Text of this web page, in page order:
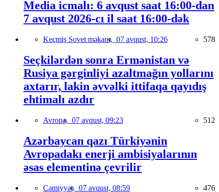
Media icmalı: 6 avqust saat 16:00-dan
7 avqust 2026-cı il saat 16:00-dək
Keçmiş Sovet məkanı, 07 avqust, 10:26 578
Seçkilərdən sonra Ermənistan və
Rusiya gərginliyi azaltmağın yollarını
axtarır, lakin əvvəlki ittifaqa qayıdış
ehtimalı azdır
Avropa, 07 avqust, 09:23 512
Azərbaycan qazı Türkiyənin
Avropadakı enerji ambisiyalarının
əsas elementinə çevrilir
Cəmiyyət, 07 avqust, 08:59 476